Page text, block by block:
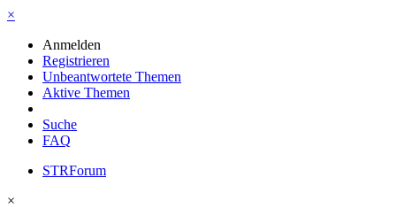
×
Anmelden
Registrieren
Unbeantwortete Themen
Aktive Themen
Suche
FAQ
STRForum
×